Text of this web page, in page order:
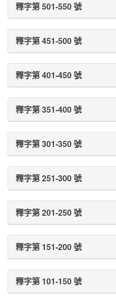
釋字第 501-550 號
釋字第 451-500 號
釋字第 401-450 號
釋字第 351-400 號
釋字第 301-350 號
釋字第 251-300 號
釋字第 201-250 號
釋字第 151-200 號
釋字第 101-150 號